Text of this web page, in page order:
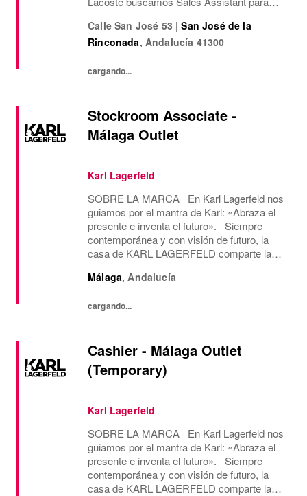
¿Qué ofrecemos? Jornada laboral de 20
horas semanales de...
Calle San José 53 | San José de la
Rinconada, Andalucía 41300
cargando...
Stockroom Associate -
Málaga Outlet
Karl Lagerfeld
SOBRE LA MARCA En Karl Lagerfeld nos
guiamos por el mantra de Karl: «Abraza el
presente e inventa el futuro». Siempre
contemporánea y con visión de futuro, la
casa de KARL LAGERFELD comparte la
icónico fundador, Karl Lagerfeld. Somos la
Málaga,Andalucía
cargando...
Cashier - Málaga Outlet
(Temporary)
Karl Lagerfeld
SOBRE LA MARCA En Karl Lagerfeld nos
guiamos por el mantra de Karl: «Abraza el
presente e inventa el futuro». Siempre
contemporánea y con visión de futuro, la
casa de KARL LAGERFELD comparte la